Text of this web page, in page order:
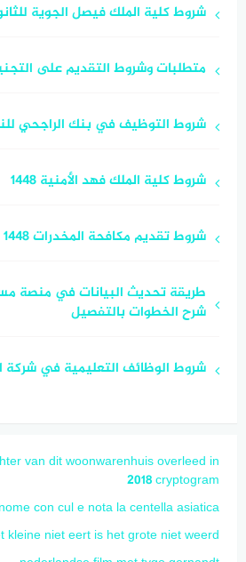
شروط كلية الملك فيصل الجوية للثانوي
متطلبات وشروط التقديم على التجنيد
شروط التوظيف في بنك الراجحي للنساء
شروط كلية الملك فهد الأمنية 1448
شروط تقديم مكافحة المخدرات 1448
شرح الخطوات بالتفصيل
شروط الوظائف التعليمية في شركة
van dit woonwarenhuis overleed in
2018 cryptogram
con cul e nota la centella asiatica?
kleine niet eert is het grote niet weerd